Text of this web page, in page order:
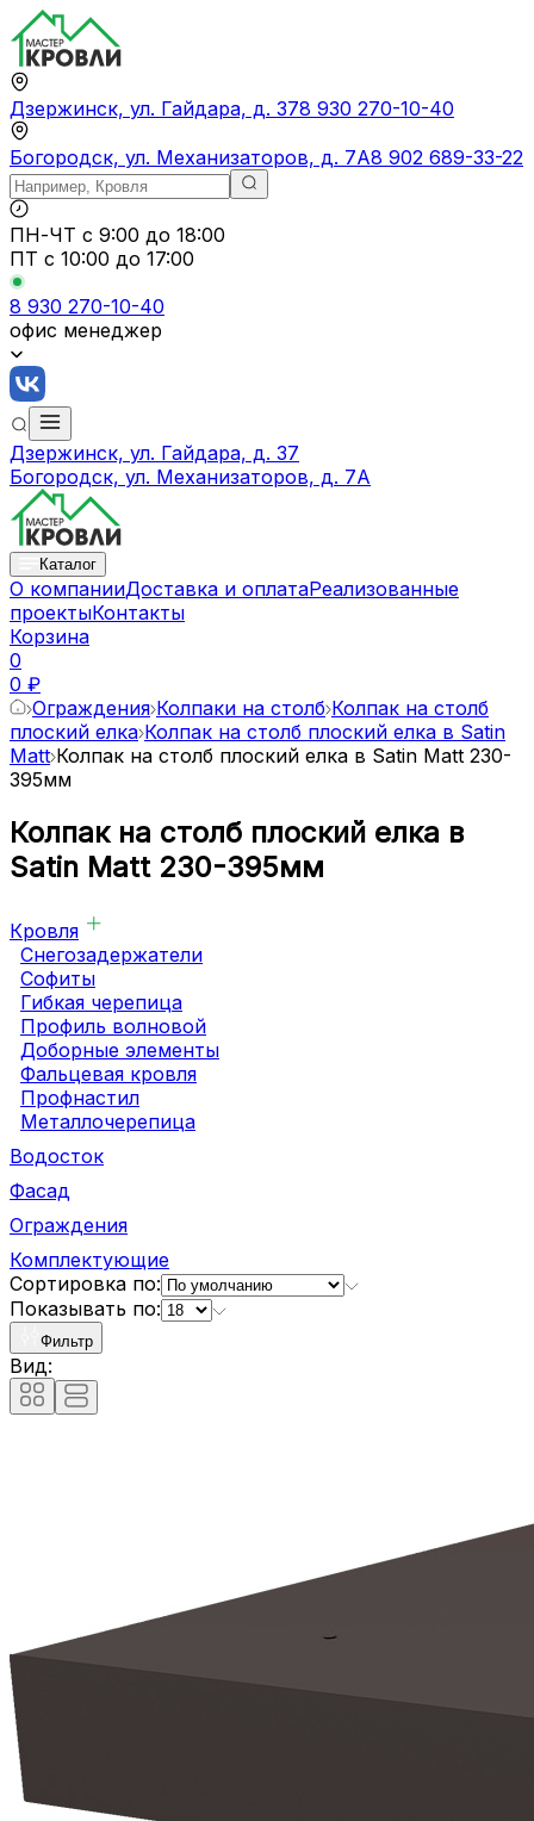
Дзержинск, ул. Гайдара, д. 378 930 270-10-40
Богородск, ул. Механизаторов, д. 7А8 902 689-33-22
ПН-ЧТ с 9:00 до 18:00
ПТ с 10:00 до 17:00
8 930 270-10-40
офис менеджер
Дзержинск, ул. Гайдара, д. 37
Богородск, ул. Механизаторов, д. 7А
Каталог
О компанииДоставка и оплатаРеализованные
проектыКонтакты
Корзина
0
0 ₽
Ограждения Колпаки на столб Колпак на столб
плоский елка Колпак на столб плоский елка в Satin
Matt Колпак на столб плоский елка в Satin Matt 230-
395мм
Колпак на столб плоский елка в
Satin Matt 230-395мм
Кровля
Снегозадержатели
Софиты
Гибкая черепица
Профиль волновой
Доборные элементы
Фальцевая кровля
Профнастил
Металлочерепица
Водосток
Фасад
Ограждения
Комплектующие
Сортировка по:
Показывать по:
Фильтр
Вид: